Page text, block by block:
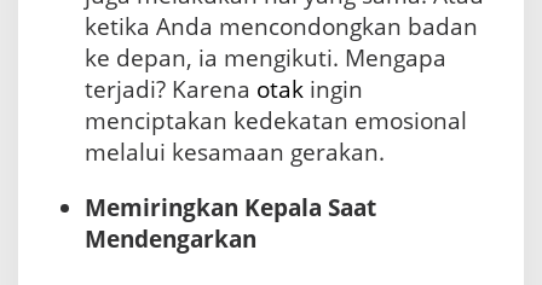
ketika Anda mencondongkan badan
ke depan, ia mengikuti. Mengapa
terjadi? Karena otak ingin
menciptakan kedekatan emosional
melalui kesamaan gerakan.
Memiringkan Kepala Saat
Mendengarkan